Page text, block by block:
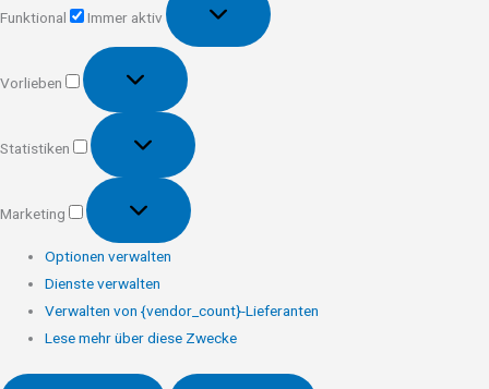
Funktional
Immer aktiv
Vorlieben
Vorlieben
Statistiken
Statistiken
Marketing
Marketing
Optionen verwalten
Dienste verwalten
Verwalten von {vendor_count}-Lieferanten
Lese mehr über diese Zwecke